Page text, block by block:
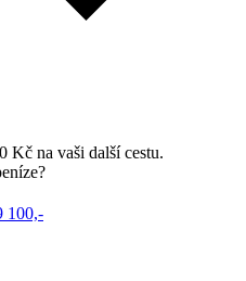
Kč na vaši další cestu.
100,-